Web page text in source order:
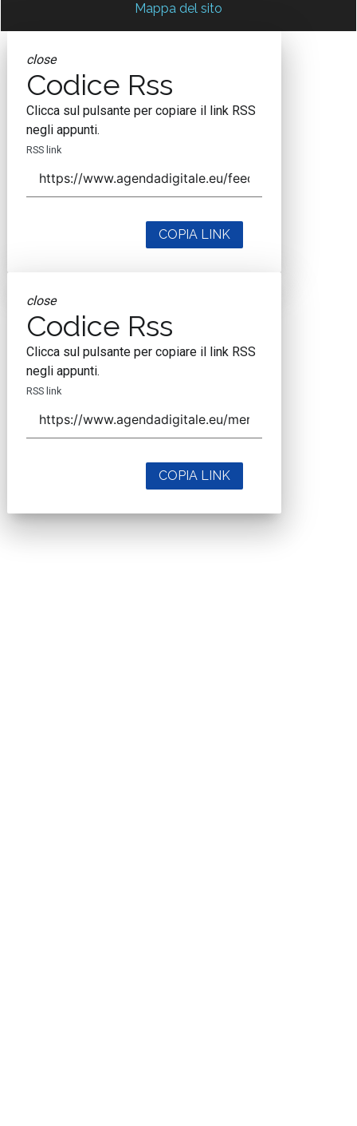
Mappa del sito
close
Codice Rss
Clicca sul pulsante per copiare il link RSS
negli appunti.
RSS link
COPIA LINK
close
Codice Rss
Clicca sul pulsante per copiare il link RSS
negli appunti.
RSS link
COPIA LINK